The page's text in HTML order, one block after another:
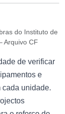
do Instituto de
Arquivo CF
de verificar
e
unidade.